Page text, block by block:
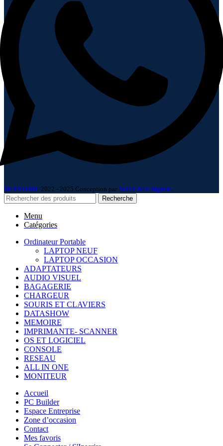
DEYSTORE 2022 - 2025 Conception par NOTEASY Algérie
Recherche
Menu
Catégories
Ordinateur Portable
LAPTOP NEUF
LAPTOP OCCASION
ADAPTATEURS
AUDIO VISUEL
BAGAGERIE
CHARGEUR
SOURIS ET CLAVIERS
DATASHOW
MEMOIRE
IMPRIMANTE- SCANNER
OS ET LOGICIEL
CONSOLE
RESEAU
ALL IN ONE
MONITEUR
Accueil
PC Builder
Espace Entreprise
Zone d’occasion
Contact
Mes favoris